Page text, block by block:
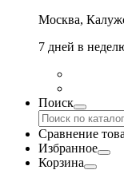
Москва,
7 дней в
Поиск
Сравнение
Избранное
Корзина